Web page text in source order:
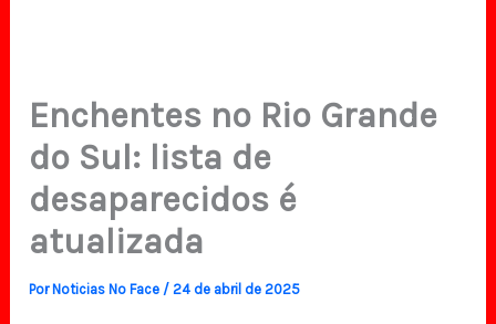
Enchentes no Rio Grande
do Sul: lista de
desaparecidos é
atualizada
Por Noticias No Face /24 de abril de 2025